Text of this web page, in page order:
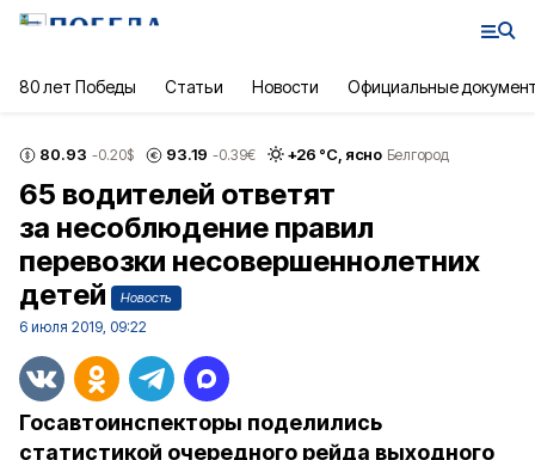
80 лет Победы Статьи Новости Официальные
80.93 -0.20$ 93.19 -0.39€ +26 °С, ясно Белгород
65 водителей ответят
за несоблюдение правил
перевозки несовершеннолетних
детей
Новость
6 июля 2019, 09:22
Госавтоинспекторы поделились
статистикой очередного рейда выходного